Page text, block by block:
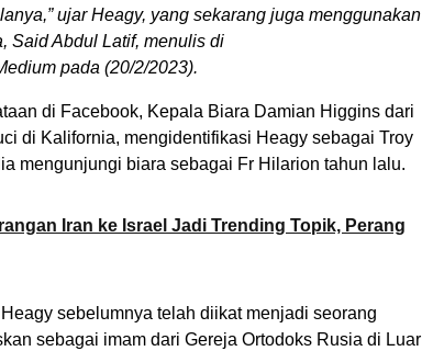
ujar Heagy, yang sekarang juga menggunakan
Said Abdul Latif, menulis di
pada (20/2/2023).
di Facebook, Kepala Biara Damian Higgins dari
di Kalifornia, mengidentifikasi Heagy sebagai Troy
mengunjungi biara sebagai Fr Hilarion tahun lalu.
Iran ke Israel Jadi Trending Topik, Perang
sebelumnya telah diikat menjadi seorang
sebagai imam dari Gereja Ortodoks Rusia di Luar